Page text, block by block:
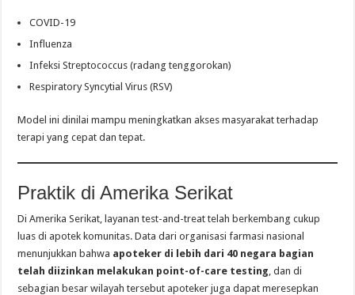
COVID-19
Influenza
Infeksi Streptococcus (radang tenggorokan)
Respiratory Syncytial Virus (RSV)
Model ini dinilai mampu meningkatkan akses masyarakat terhadap
terapi yang cepat dan tepat.
Praktik di Amerika Serikat
Di Amerika Serikat, layanan test-and-treat telah berkembang cukup
luas di apotek komunitas. Data dari organisasi farmasi nasional
menunjukkan bahwa apoteker di lebih dari 40 negara bagian
telah diizinkan melakukan point-of-care testing , dan di
sebagian besar wilayah tersebut apoteker juga dapat meresepkan